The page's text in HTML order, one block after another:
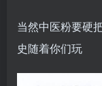
当然中医粉要硬
史随着你们玩